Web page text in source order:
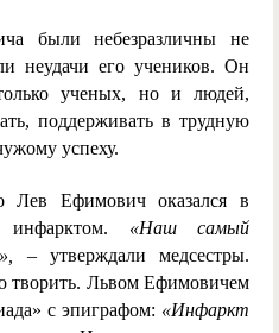
были небезразличны не
неудачи его учеников. Он
ученых, но и людей,
поддерживать в трудную
успеху.
Лев Ефимович оказался в
«Наш самый
– утверждали медсестры.
творить. Львом Ефимовичем
с эпиграфом: «Инфаркт